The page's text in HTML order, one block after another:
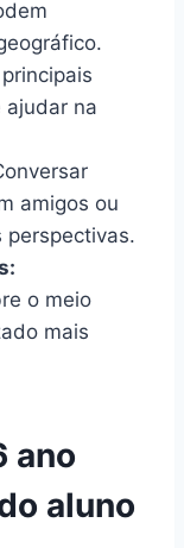
ajudar na
amigos ou
perspectivas.
o meio
mais
ano
aluno